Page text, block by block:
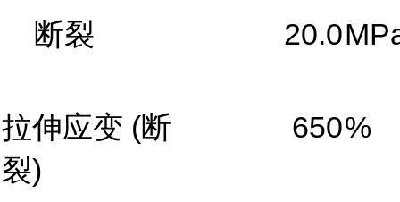
断裂 20.0
拉伸应变 (断
裂)
650%